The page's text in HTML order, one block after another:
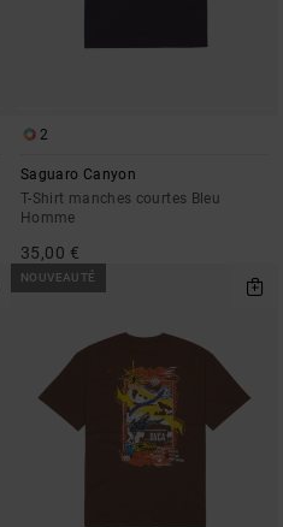
2
Saguaro Canyon
T-Shirt manches courtes Bleu
Homme
35,00 €
NOUVEAUTÉ